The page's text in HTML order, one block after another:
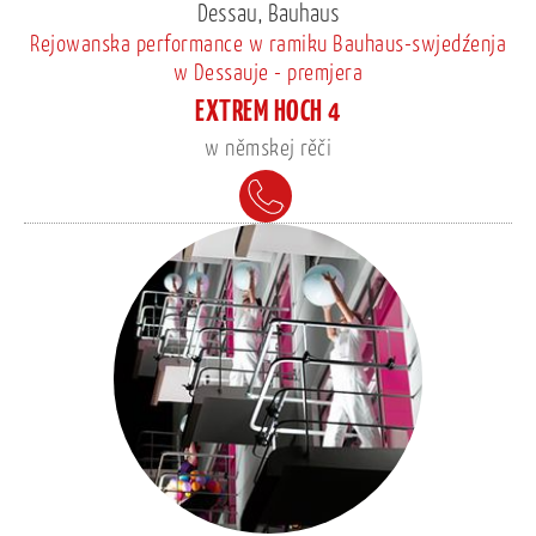
Dessau, Bauhaus
Rejowanska performance w ramiku Bauhaus-swjedźenja
w Dessauje - premjera
EXTREM HOCH 4
w němskej rěči